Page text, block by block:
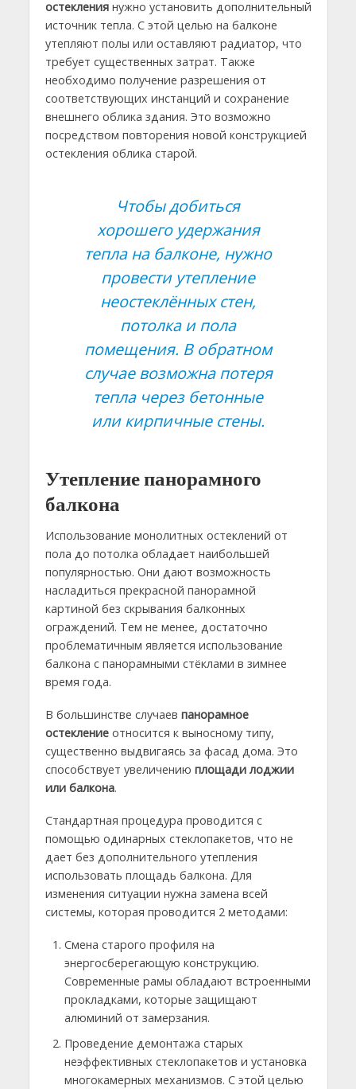
остеклениянужно установить дополнительный
источник тепла. С этой целью на балконе
утепляют полы или оставляют радиатор, что
требует существенных затрат. Также
необходимо получение разрешения от
соответствующих инстанций и сохранение
внешнего облика здания. Это возможно
посредством повторения новой конструкцией
остекления облика старой.
Чтобы добиться
хорошего удержания
тепла на балконе, нужно
провести утепление
неостеклённых стен,
потолка и пола
помещения. В обратном
случае возможна потеря
тепла через бетонные
или кирпичные стены.
Утепление панорамного
балкона
Использование монолитных остеклений от
пола до потолка обладает наибольшей
популярностью. Они дают возможность
насладиться прекрасной панорамной
картиной без скрывания балконных
ограждений. Тем не менее, достаточно
проблематичным является использование
балкона с панорамными стёклами в зимнее
время года.
В большинстве случаев панорамное
остеклениеотносится к выносному типу,
существенно выдвигаясь за фасад дома. Это
способствует увеличению площади лоджии
или балкона.
Стандартная процедура проводится с
помощью одинарных стеклопакетов, что не
дает без дополнительного утепления
использовать площадь балкона. Для
изменения ситуации нужна замена всей
системы, которая проводится 2 методами:
Смена старого профиля на
энергосберегающую конструкцию.
Современные рамы обладают встроенными
прокладками, которые защищают
алюминий от замерзания.
Проведение демонтажа старых
неэффективных стеклопакетов и установка
многокамерных механизмов. С этой целью